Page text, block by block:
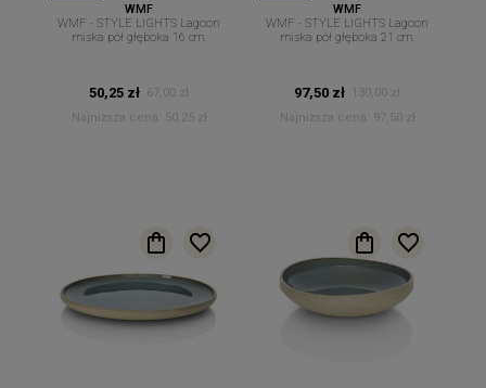
WMF
WMF - STYLE LIGHTS Lagoon
miska pół głęboka 16 cm.
50,25 zł 67,00 zł
Najniższa cena:
50,25 zł
WMF
WMF - STYLE LIGHTS Lagoon
miska pół głęboka 21 cm.
97,50 zł
130,00 zł
Najniższa cena:
97,50 zł